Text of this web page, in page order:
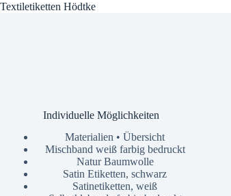
Textiletiketten Hödtke
Individuelle Möglichkeiten
Materialien • Übersicht
Mischband weiß farbig bedruckt
Natur Baumwolle
Satin Etiketten, schwarz
Satinetiketten, weiß